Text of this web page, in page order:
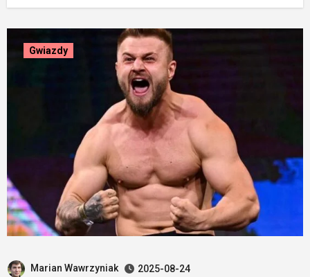
Gwiazdy
Marian Wawrzyniak 2025-08-24